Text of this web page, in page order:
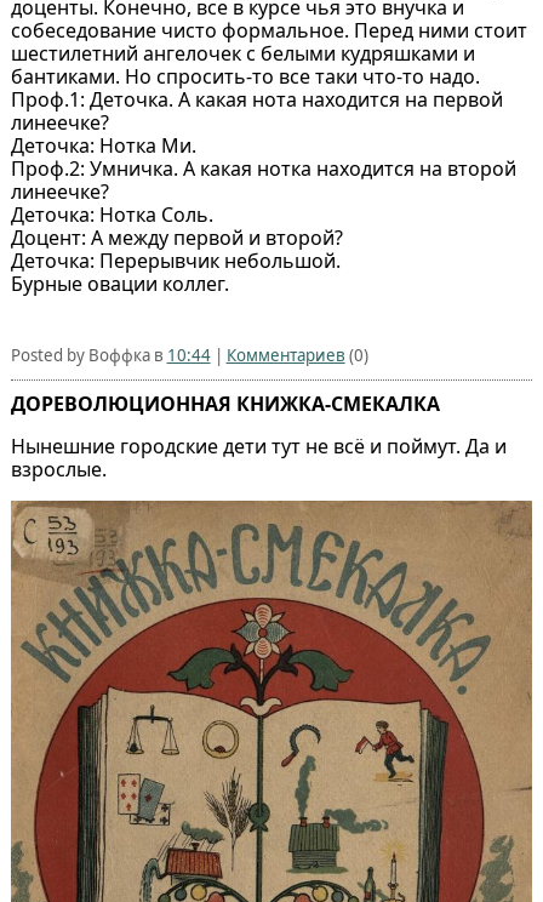
доценты. Конечно, все в курсе чья это внучка и
собеседование чисто формальное. Перед ними стоит
шестилетний ангелочек с белыми кудряшками и
бантиками. Но спросить-то все таки что-то надо.
Проф.1: Деточка. А какая нота находится на первой
линеечке?
Деточка: Нотка Ми.
Проф.2: Умничка. А какая нотка находится на второй
линеечке?
Деточка: Нотка Соль.
Доцент: А между первой и второй?
Деточка: Перерывчик небольшой.
Бурные овации коллег.
Posted by Воффка в 10:44| Комментариев (0)
ДОРЕВОЛЮЦИОННАЯ КНИЖКА-СМЕКАЛКА
Нынешние городские дети тут не всё и поймут. Да и
взрослые.